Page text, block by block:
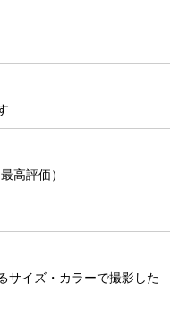
高評価）
サイズ・カラーで撮影した